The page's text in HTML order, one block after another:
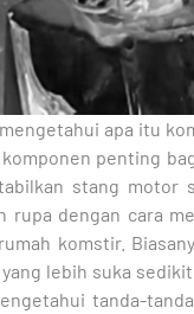
apa itu
penting
stang
rupa dengan cara
komstir.
lebih suka
tanda-